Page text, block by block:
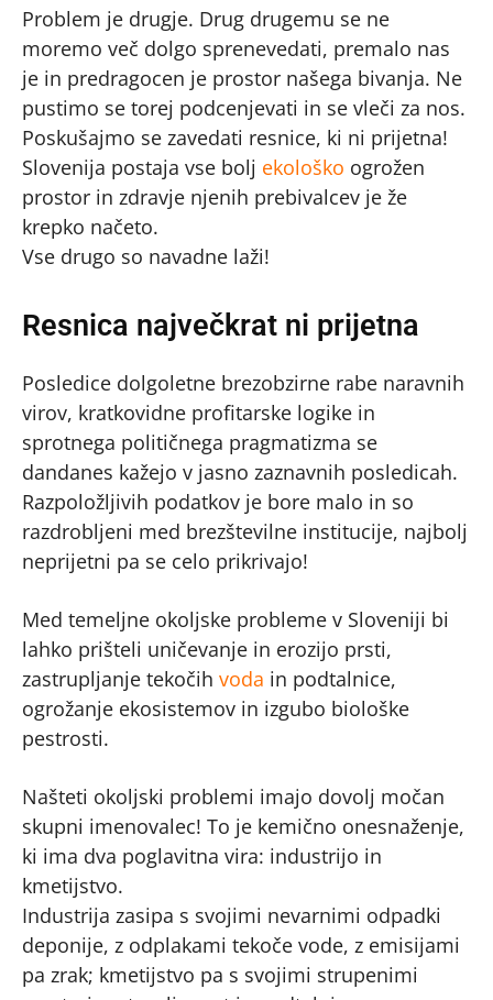
Problem je drugje. Drug drugemu se ne
moremo več dolgo sprenevedati, premalo nas
je in predragocen je prostor našega bivanja. Ne
pustimo se torej podcenjevati in se vleči za nos.
Poskušajmo se zavedati resnice, ki ni prijetna!
Slovenija postaja vse bolj ekološko ogrožen
prostor in zdravje njenih prebivalcev je že
krepko načeto.
Vse drugo so navadne laži!
Resnica največkrat ni prijetna
Posledice dolgoletne brezobzirne rabe naravnih
virov, kratkovidne profitarske logike in
sprotnega političnega pragmatizma se
dandanes kažejo v jasno zaznavnih posledicah.
Razpoložljivih podatkov je bore malo in so
razdrobljeni med brezštevilne institucije, najbolj
neprijetni pa se celo prikrivajo!
Med temeljne okoljske probleme v Sloveniji bi
lahko prišteli uničevanje in erozijo prsti,
zastrupljanje tekočih voda in podtalnice,
ogrožanje ekosistemov in izgubo biološke
pestrosti.
Našteti okoljski problemi imajo dovolj močan
skupni imenovalec! To je kemično onesnaženje,
ki ima dva poglavitna vira: industrijo in
kmetijstvo.
Industrija zasipa s svojimi nevarnimi odpadki
deponije, z odplakami tekoče vode, z emisijami
pa zrak; kmetijstvo pa s svojimi strupenimi